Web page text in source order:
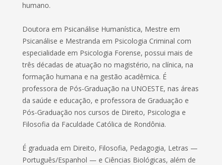
humano.
Doutora em Psicanálise Humanística, Mestre em
Psicanálise e Mestranda em Psicologia Criminal com
especialidade em Psicologia Forense, possui mais de
três décadas de atuação no magistério, na clínica, na
formação humana e na gestão acadêmica. É
professora de Pós-Graduação na UNOESTE, nas áreas
da saúde e educação, e professora de Graduação e
Pós-Graduação nos cursos de Direito, Psicologia e
Filosofia da Faculdade Católica de Rondônia.
É graduada em Direito, Filosofia, Pedagogia, Letras —
Português/Espanhol — e Ciências Biológicas, além de